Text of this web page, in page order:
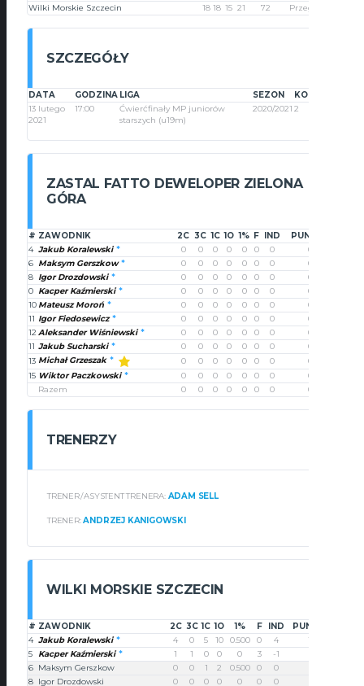
Wilki Morskie Szczecin
18 18 15 21 72 Przegrana
SZCZEGÓŁY
DATA GODZINA LIGA SEZON
KOLEJKA
13 lutego
2021
17:00
Ćwierćfinały MP juniorów
starszych (u19m)
2020/2021 2
ZASTAL FATTO DEWELOPER ZIELONA
GÓRA
# ZAWODNIK 2C 3C 1C 1O 1% F IND
PUNKTY
4 Jakub Koralewski 0 0 0 0 0 0 0
0
6 Maksym Gerszkow 0 0 0 0 0 0 0
0
8 Igor Drozdowski 0 0 0 0 0 0 0
0
0 Kacper Kaźmierski 0 0 0 0 0 0 0
0
10 Mateusz Moroń 0 0 0 0 0 0 0
0
11 Igor Fiedosewicz 0 0 0 0 0 0 0
0
12Aleksander Wiśniewski 0 0 0 0 0 0 0
0
11 Jakub Sucharski 0 0 0 0 0 0 0
0
13 Michał Grzeszak 0 0 0 0 0 0 0
0
15 Wiktor Paczkowski 0 0 0 0 0 0 0
0
Razem
0 0 0 0 0 0 0 0
TRENERZY
TRENER/ASYSTENT TRENERA: ADAM SELL
TRENER:ANDRZEJ KANIGOWSKI
WILKI MORSKIE SZCZECIN
# ZAWODNIK 2C 3C 1C 1O 1% F IND
PUNKTY
4 Jakub Koralewski 4 0 5 10 0.500 0 4
13
5
Kacper Kaźmierski 1 1 0 0 0 3 -1
6 Maksym Gerszkow 0 0 1 2 0.500 0 0
8 Igor Drozdowski 0 0 0 0 0 0 0